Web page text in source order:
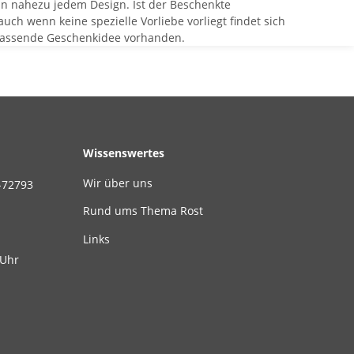
nahezu jedem Design. Ist der Beschenkte
wenn keine spezielle Vorliebe vorliegt findet sich
Geschenkidee vorhanden.
Wissenswertes
Wir über uns
Rund ums Thema Rost
Links